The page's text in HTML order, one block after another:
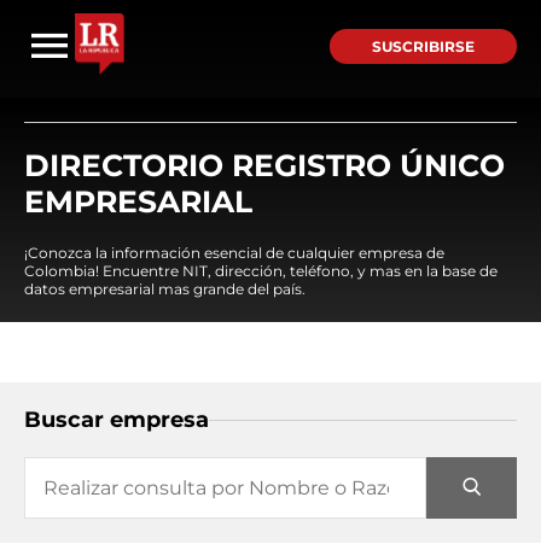
SUSCRIBIRSE
DIRECTORIO REGISTRO ÚNICO
EMPRESARIAL
¡Conozca la información esencial de cualquier empresa de
Colombia! Encuentre NIT, dirección, teléfono, y mas en la base de
datos empresarial mas grande del país.
Buscar empresa